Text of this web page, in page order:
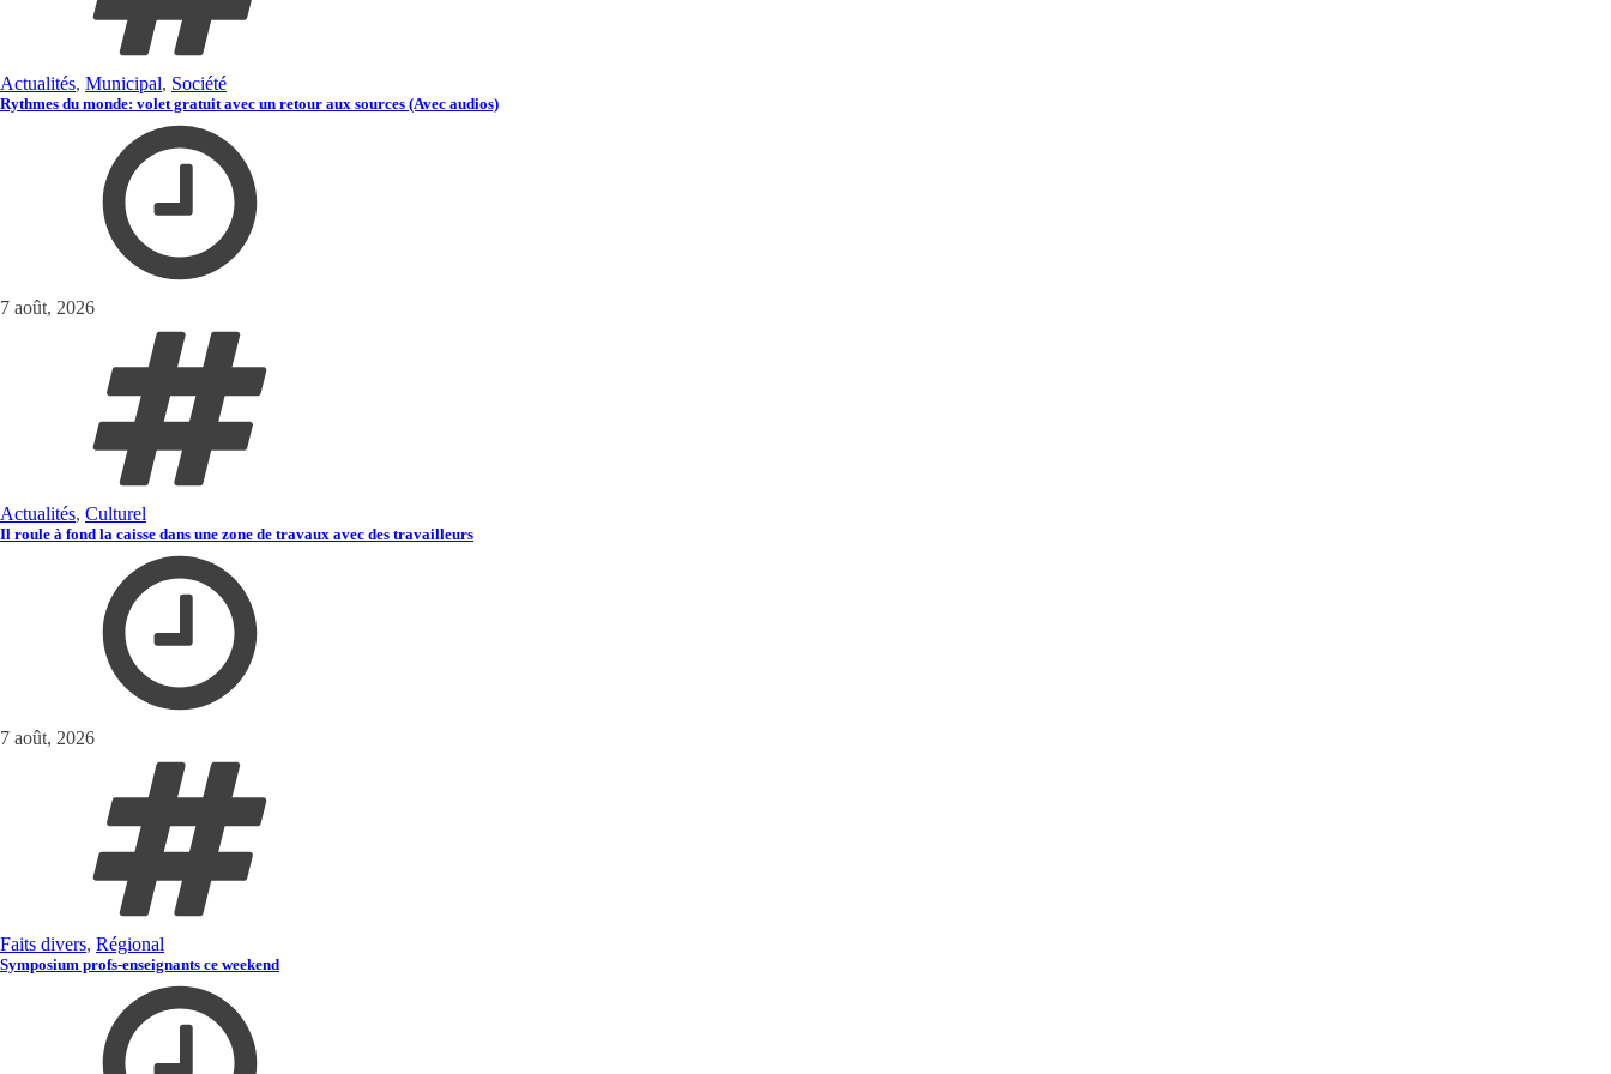
Actualités, Municipal, Société
Rythmes du monde: volet gratuit avec un retour aux sources (Avec audios)
7 août, 2026
Actualités, Culturel
Il roule à fond la caisse dans une zone de travaux avec des travailleurs
7 août, 2026
Faits divers, Régional
Symposium profs-enseignants ce weekend